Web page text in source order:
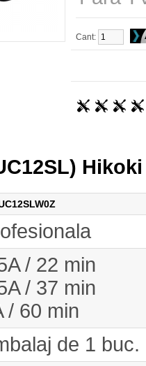
Cant:
Hikoki
/ 22 min
/ 37 min
/ 60 min
de 1 buc.